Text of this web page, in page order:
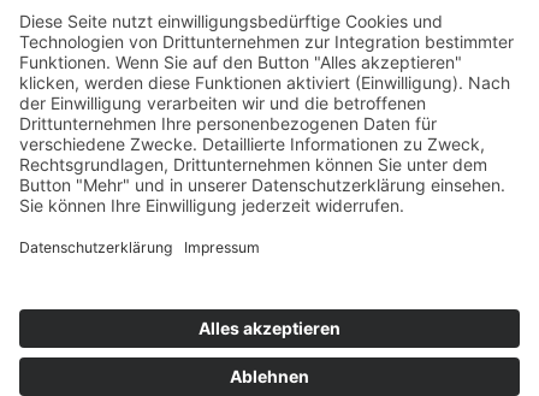
Zu uns
Unser Team
Arbeiten bei Innovation Salzburg
Anfahrt
Die Innovation Salzburg GmbH ist ein Unternehmen von
Salzburg und Industriellenvereinigung Salzburg.
Datenschutzerklärung